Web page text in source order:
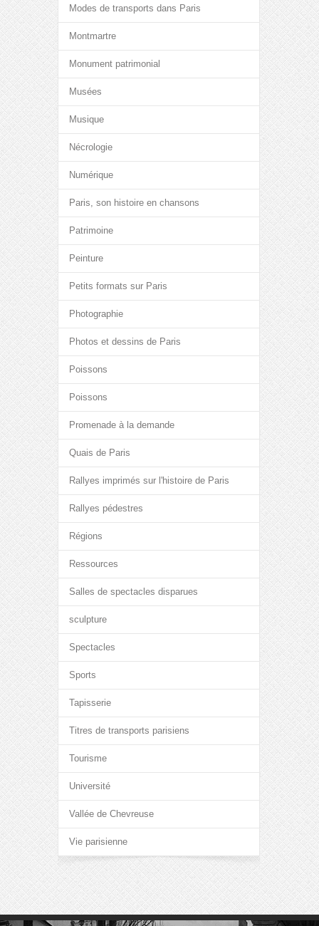
Modes de transports dans Paris
Montmartre
Monument patrimonial
Musées
Musique
Nécrologie
Numérique
Paris, son histoire en chansons
Patrimoine
Peinture
Petits formats sur Paris
Photographie
Photos et dessins de Paris
Poissons
Poissons
Promenade à la demande
Quais de Paris
Rallyes imprimés sur l'histoire de Paris
Rallyes pédestres
Régions
Ressources
Salles de spectacles disparues
sculpture
Spectacles
Sports
Tapisserie
Titres de transports parisiens
Tourisme
Université
Vallée de Chevreuse
Vie parisienne